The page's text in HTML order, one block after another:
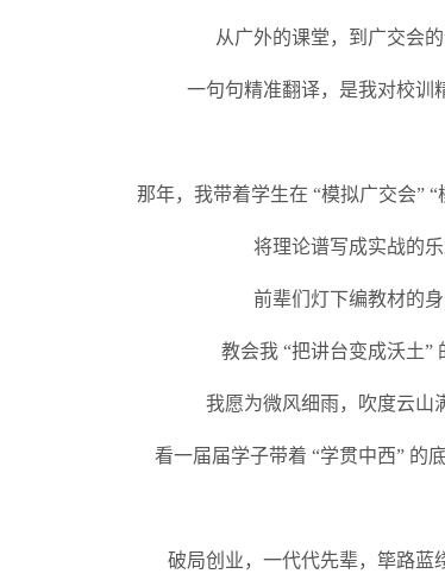
从广外的课堂，到广交会
一句句精准翻译，是我对校训
那年，我带着学生在 “模拟广交会” “
将理论谱写成实战的
前辈们灯下编教材的
教会我 “把讲台变成沃土”
我愿为微风细雨，吹度云山
看一届届学子带着 “学贯中西” 的
破局创业，一代代先辈，筚路蓝